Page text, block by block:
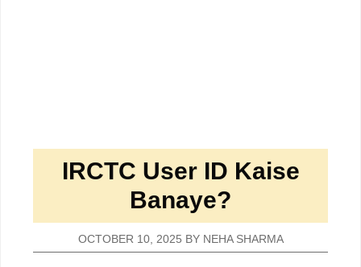
IRCTC User ID Kaise
Banaye?
OCTOBER 10, 2025 BY NEHA SHARMA